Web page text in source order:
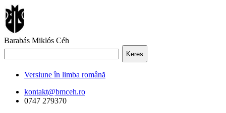
Barabás Miklós Céh
Keres
Versiune în limba română
kontakt@bmceh.ro
0747 279370